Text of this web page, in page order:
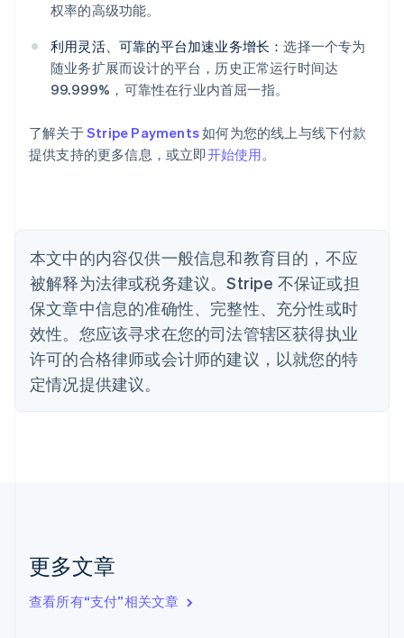
权率的高级功能。
利用灵活、可靠的平台加速业务增长：选择一个专为
随业务扩展而设计的平台，历史正常运行时间达
99.999%，可靠性在行业内首屈一指。
了解关于Stripe Payments如何为您的线上与线下付款
提供支持的更多信息，或立即开始使用。
本文中的内容仅供一般信息和教育目的，不应
被解释为法律或税务建议。Stripe 不保证或担
保文章中信息的准确性、完整性、充分性或时
效性。您应该寻求在您的司法管辖区获得执业
许可的合格律师或会计师的建议，以就您的特
定情况提供建议。
更多文章
查看所有“支付”相关文章
English
奥地利
DeutschEnglish
澳大利亚
English
PortuguêsEnglish
保加利亚
English
丹麦
德国
DeutschEnglish
法国
FrançaisEnglish
芬兰
EnglishSvenska
English
English